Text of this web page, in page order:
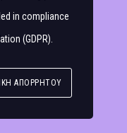
in compliance
(GDPR)
ΑΠΟΡΡΉΤΟΥ